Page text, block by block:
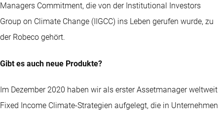
Managers Commitment, die von der Institutional Investors
Group on Climate Change (IIGCC) ins Leben gerufen wurde, zu
der Robeco gehört.
Gibt es auch neue Produkte?
Im Dezember 2020 haben wir als erster Assetmanager weltweit
Fixed Income Climate-Strategien aufgelegt, die in Unternehmen